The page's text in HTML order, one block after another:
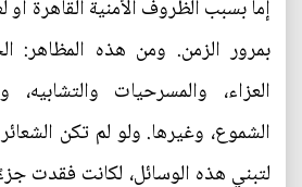
إما بسبب الظروف الأمنية القاهرة
بمرور الزمن. ومن هذه المظاهر:
العزاء، والمسرحيات
الشموع، وغيرها. ولو لم تكن
لتبني هذه الوسائل، لكانت فقدت